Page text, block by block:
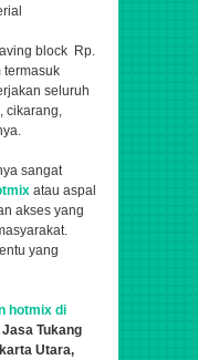
block Rp.
termasuk
seluruh
cikarang,
sangat
atau aspal
akses yang
yang
hotmix di
Tukang
Utara,